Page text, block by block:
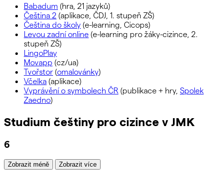
Babadum (hra, 21 jazyků)
Čeština 2 (aplikace, ČDJ, 1. stupeň ZŠ)
Čeština do školy (e-learning, Cicops)
Levou zadní online (e-learning pro žáky-cizince, 2.
stupeň ZŠ)
LingoPlay
Movapp (cz/ua)
Tvořstor (omalovánky)
Včelka (aplikace)
Vyprávění o symbolech ČR (publikace + hry, Spolek
Zaedno)
Studium češtiny pro cizince v JMK
6
Zobrazit méně Zobrazit více